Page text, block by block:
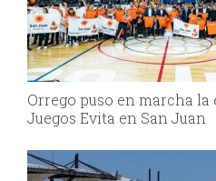
Orrego puso en marcha la
Juegos Evita en San Juan